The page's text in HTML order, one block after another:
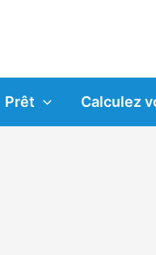
Prêt Calculez